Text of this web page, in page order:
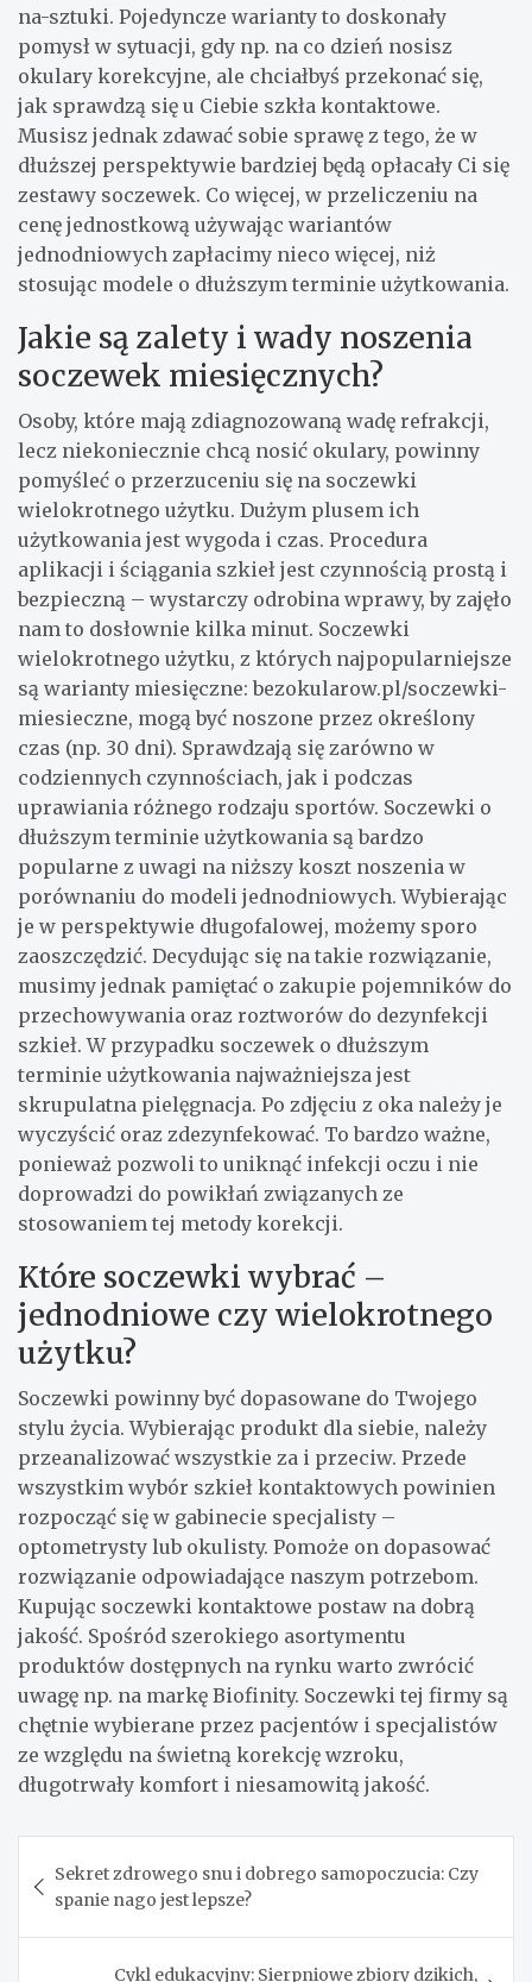
na-sztuki. Pojedyncze warianty to doskonały
pomysł w sytuacji, gdy np. na co dzień nosisz
okulary korekcyjne, ale chciałbyś przekonać się,
jak sprawdzą się u Ciebie szkła kontaktowe.
Musisz jednak zdawać sobie sprawę z tego, że w
dłuższej perspektywie bardziej będą opłacały Ci się
zestawy soczewek. Co więcej, w przeliczeniu na
cenę jednostkową używając wariantów
jednodniowych zapłacimy nieco więcej, niż
stosując modele o dłuższym terminie użytkowania.
Jakie są zalety i wady noszenia
soczewek miesięcznych?
Osoby, które mają zdiagnozowaną wadę refrakcji,
lecz niekoniecznie chcą nosić okulary, powinny
pomyśleć o przerzuceniu się na soczewki
wielokrotnego użytku. Dużym plusem ich
użytkowania jest wygoda i czas. Procedura
aplikacji i ściągania szkieł jest czynnością prostą i
bezpieczną – wystarczy odrobina wprawy, by zajęło
nam to dosłownie kilka minut. Soczewki
wielokrotnego użytku, z których najpopularniejsze
są warianty miesięczne: bezokularow.pl/soczewki-
miesieczne, mogą być noszone przez określony
czas (np. 30 dni). Sprawdzają się zarówno w
codziennych czynnościach, jak i podczas
uprawiania różnego rodzaju sportów. Soczewki o
dłuższym terminie użytkowania są bardzo
popularne z uwagi na niższy koszt noszenia w
porównaniu do modeli jednodniowych. Wybierając
je w perspektywie długofalowej, możemy sporo
zaoszczędzić. Decydując się na takie rozwiązanie,
musimy jednak pamiętać o zakupie pojemników do
przechowywania oraz roztworów do dezynfekcji
szkieł. W przypadku soczewek o dłuższym
terminie użytkowania najważniejsza jest
skrupulatna pielęgnacja. Po zdjęciu z oka należy je
wyczyścić oraz zdezynfekować. To bardzo ważne,
ponieważ pozwoli to uniknąć infekcji oczu i nie
doprowadzi do powikłań związanych ze
stosowaniem tej metody korekcji.
Które soczewki wybrać –
jednodniowe czy wielokrotnego
użytku?
Soczewki powinny być dopasowane do Twojego
stylu życia. Wybierając produkt dla siebie, należy
przeanalizować wszystkie za i przeciw. Przede
wszystkim wybór szkieł kontaktowych powinien
rozpocząć się w gabinecie specjalisty –
optometrysty lub okulisty. Pomoże on dopasować
rozwiązanie odpowiadające naszym potrzebom.
Kupując soczewki kontaktowe postaw na dobrą
jakość. Spośród szerokiego asortymentu
produktów dostępnych na rynku warto zwrócić
uwagę np. na markę Biofinity. Soczewki tej firmy są
chętnie wybierane przez pacjentów i specjalistów
ze względu na świetną korekcję wzroku,
długotrwały komfort i niesamowitą jakość.
wpisu
Sekret zdrowego snu i dobrego samopoczucia: Czy
spanie nago jest lepsze?
Cykl edukacyjny: Sierpniowe zbiory dzikich,